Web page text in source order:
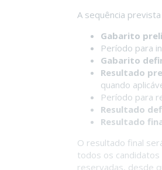
A sequência
Gabarito
Período para
Gabarito
Resultado
quando
Período para
Resultado
Resultado
O resultado final
todos os
reservadas, desde